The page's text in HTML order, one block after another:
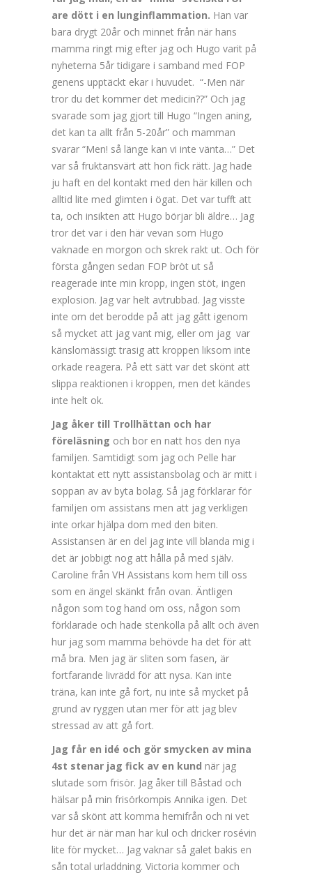
are dött i en lunginflammation. Han var
bara drygt 20år och minnet från när hans
mamma ringt mig efter jag och Hugo varit på
nyheterna 5år tidigare i samband med FOP
genens upptäckt ekar i huvudet. “-Men när
tror du det kommer det medicin??” Och jag
svarade som jag gjort till Hugo “Ingen aning,
det kan ta allt från 5-20år” och mamman
svarar “Men! så länge kan vi inte vänta…” Det
var så fruktansvärt att hon fick rätt. Jag hade
ju haft en del kontakt med den här killen och
alltid lite med glimten i ögat. Det var tufft att
ta, och insikten att Hugo börjar bli äldre… Jag
tror det var i den här vevan som Hugo
vaknade en morgon och skrek rakt ut. Och för
första gången sedan FOP bröt ut så
reagerade inte min kropp, ingen stöt, ingen
explosion. Jag var helt avtrubbad. Jag visste
inte om det berodde på att jag gått igenom
så mycket att jag vant mig, eller om jag var
känslomässigt trasig att kroppen liksom inte
orkade reagera. På ett sätt var det skönt att
slippa reaktionen i kroppen, men det kändes
inte helt ok.
Jag åker till Trollhättan och har
föreläsning och bor en natt hos den nya
familjen. Samtidigt som jag och Pelle har
kontaktat ett nytt assistansbolag och är mitt i
soppan av av byta bolag. Så jag förklarar för
familjen om assistans men att jag verkligen
inte orkar hjälpa dom med den biten.
Assistansen är en del jag inte vill blanda mig i
det är jobbigt nog att hålla på med själv.
Caroline från VH Assistans kom hem till oss
som en ängel skänkt från ovan. Äntligen
någon som tog hand om oss, någon som
förklarade och hade stenkolla på allt och även
hur jag som mamma behövde ha det för att
må bra. Men jag är sliten som fasen, är
fortfarande livrädd för att nysa. Kan inte
träna, kan inte gå fort, nu inte så mycket på
grund av ryggen utan mer för att jag blev
stressad av att gå fort.
Jag får en idé och gör smycken av mina
4st stenar jag fick av en kund när jag
slutade som frisör. Jag åker till Båstad och
hälsar på min frisörkompis Annika igen. Det
var så skönt att komma hemifrån och ni vet
hur det är när man har kul och dricker rosévin
lite för mycket… Jag vaknar så galet bakis en
sån total urladdning. Victoria kommer och